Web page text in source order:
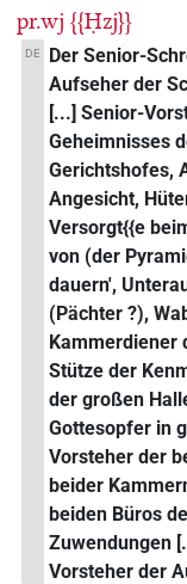
pr.wj {{Ḥzj}}
DE
Der Senior-
Aufseher der
[...] Senior-
Geheimnisses
Gerichtshofes,
Angesicht,
Versorgt{{e
von (der
dauern',
(Pächter ?),
Kammerdiener
Stütze der
der großen
Gottesopfer in
Vorsteher der
beider
beiden Büros
Zuwendungen
Vorsteher der